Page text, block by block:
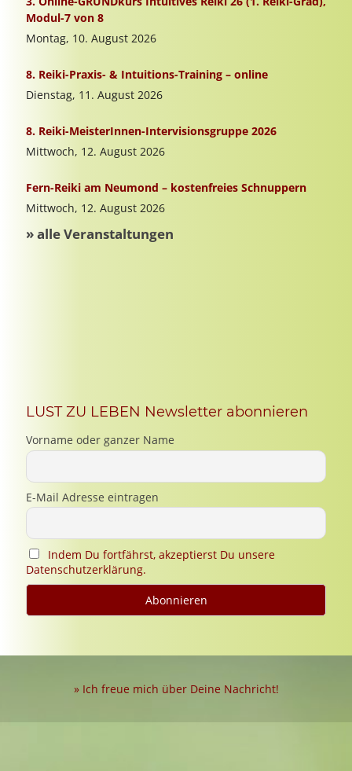
LUST ZU LEBEN Newsletter abonnieren
Vorname oder ganzer Name
E-Mail Adresse eintragen
Indem Du fortfährst, akzeptierst Du unsere
Datenschutzerklärung.
» Ich freue mich über Deine Nachricht!